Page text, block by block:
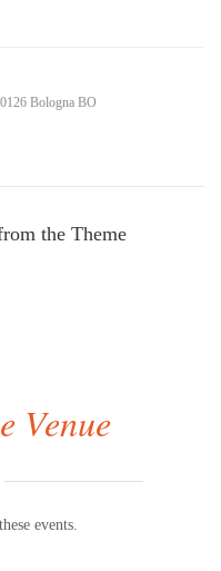
Bologna BO
the Theme
Venue
events.